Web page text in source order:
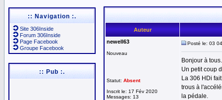
:: Navigation :.
Site 306Inside
Forum 306Inside
Page Facebook
Groupe Facebook
:: Pub :.
Auteur
newell63
Nouveau
Statut: Absent
Inscrit le: 17 Fév 2020
Messages: 13
Posté le: 03
Bonjour à tous.
Un petit coup
La 306 HDi
trous à
la pédale.